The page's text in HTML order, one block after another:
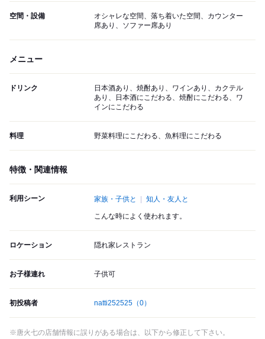
空間・設備
オシャレな空間、落ち着いた空間、カウンター
席あり、ソファー席あり
メニュー
ドリンク
日本酒あり、焼酎あり、ワインあり、カクテル
あり、日本酒にこだわる、焼酎にこだわる、ワ
インにこだわる
料理 野菜料理にこだわる、魚料理にこだわる
特徴・関連情報
利用シーン 家族・子供と 知人・友人と
こんな時によく使われます。
ロケーション 隠れ家レストラン
お子様連れ 子供可
初投稿者 natti252525 （0）
※唐火七の店舗情報に誤りがある場合は、以下から修正して下さい。